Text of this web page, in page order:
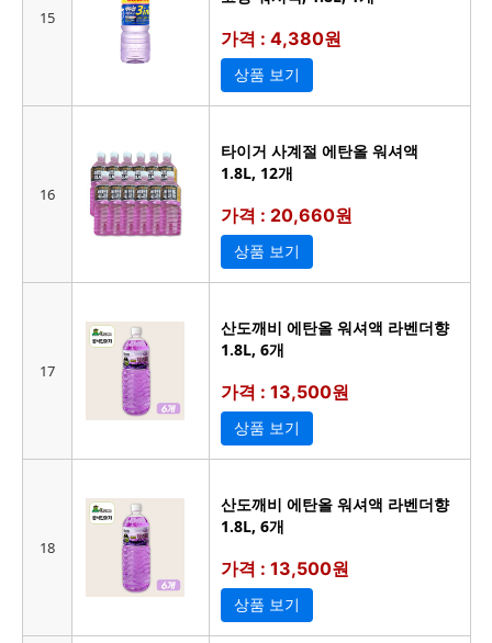
15
가격 : 4,380원
상품 보기
16
타이거 사계절 에탄올 워셔액
1.8L, 12개
가격 : 20,660원
상품 보기
17
산도깨비 에탄올 워셔액 라벤더향
1.8L, 6개
가격 : 13,500원
상품 보기
18
산도깨비 에탄올 워셔액 라벤더향
1.8L, 6개
가격 : 13,500원
상품 보기